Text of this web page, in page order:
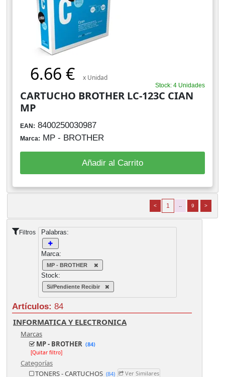
Filtros Palabras:
Marca:
MP - BROTHER
Stock:
Si/Pendiente Recibir
Artículos: 84
INFORMATICA Y ELECTRONICA
Marcas
MP - BROTHER (84)
[Quitar filtro]
Categorías
TONERS - CARTUCHOS (84) Ver Similares
6.66 € x Unidad
Stock: 4 Unidades
CARTUCHO BROTHER LC-123C CIAN
MP
EAN: 8400250030987
Marca: MP - BROTHER
Añadir al Carrito
< 1 9 >